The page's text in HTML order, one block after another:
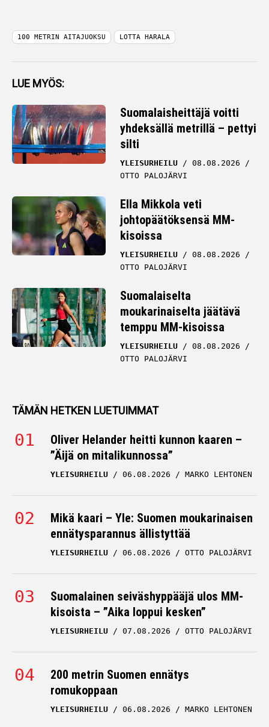
100 METRIN AITAJUOKSU LOTTA HARALA
LUE MYÖS:
Suomalaisheittäjä voitti
yhdeksällä metrillä – pettyi
silti
YLEISURHEILU
08.08.2026
OTTO PALOJÄRVI
Ella Mikkola veti
johtopäätöksensä MM-
kisoissa
YLEISURHEILU
08.08.2026
OTTO PALOJÄRVI
Suomalaiselta
moukarinaiselta jäätävä
temppu MM-kisoissa
YLEISURHEILU
08.08.2026
OTTO PALOJÄRVI
TÄMÄN HETKEN LUETUIMMAT
Oliver Helander heitti kunnon kaaren –
”Äijä on mitalikunnossa”
YLEISURHEILU 06.08.2026 MARKO LEHTONEN
Mikä kaari – Yle: Suomen moukarinaisen
ennätysparannus ällistyttää
YLEISURHEILU 06.08.2026 OTTO PALOJÄRVI
Suomalainen seiväshyppääjä ulos MM-
kisoista – ”Aika loppui kesken”
YLEISURHEILU 07.08.2026 OTTO PALOJÄRVI
200 metrin Suomen ennätys
romukoppaan
YLEISURHEILU 06.08.2026 MARKO LEHTONEN